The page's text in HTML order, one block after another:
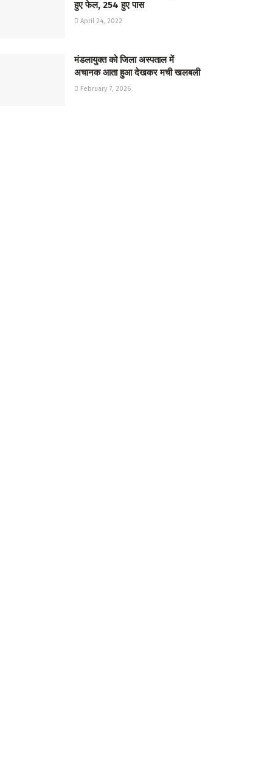
हुए फेल, 254 हुए पास
April 24, 2022
मंडलायुक्त को जिला अस्पताल में
अचानक आता हुआ देखकर मची खलबली
February 7, 2026